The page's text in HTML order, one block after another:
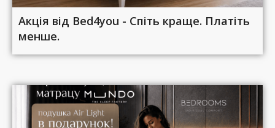
Акція від Bed4you - Спіть краще. Платіть
менше.